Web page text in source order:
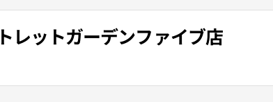
レットガーデンファイブ店